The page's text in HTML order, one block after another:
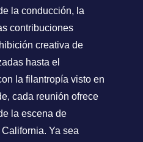
la conducción, la
contribuciones
creativa de
hasta el
la filantropía visto en
cada reunión ofrece
la escena de
Ya sea